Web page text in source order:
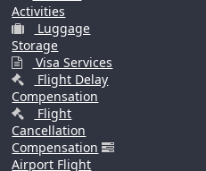
Activities
Luggage
Storage
Visa Services
Flight Delay
Compensation
Flight
Cancellation
Compensation
Airport Flight